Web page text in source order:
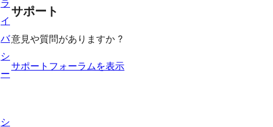
サポート
意見や質問がありますか ?
サポートフォーラムを表示
ラ
イ
バ
シ
ー
シ